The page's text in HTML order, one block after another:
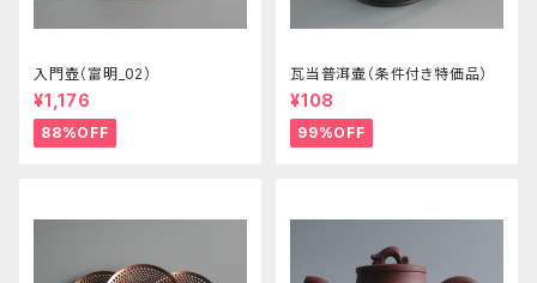
入門壺（富明_02）
¥1,176
88%OFF
瓦当普洱壷（条件付き特価品）
¥108
99%OFF